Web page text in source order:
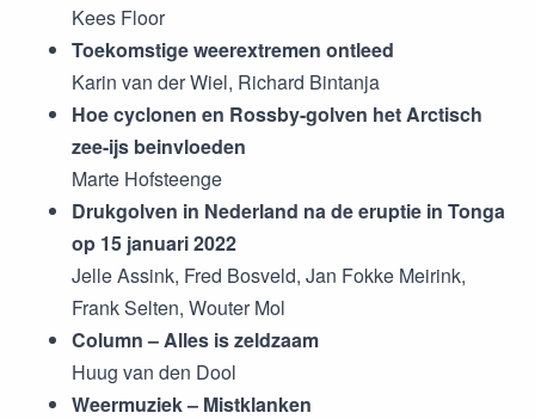
Kees Floor
Toekomstige weerextremen ontleed
Karin van der Wiel, Richard Bintanja
Hoe cyclonen en Rossby-golven het Arctisch
zee-ijs beinvloeden
Marte Hofsteenge
Drukgolven in Nederland na de eruptie in Tonga
op 15 januari 2022
Jelle Assink, Fred Bosveld, Jan Fokke Meirink,
Frank Selten, Wouter Mol
Column – Alles is zeldzaam
Huug van den Dool
Weermuziek – Mistklanken